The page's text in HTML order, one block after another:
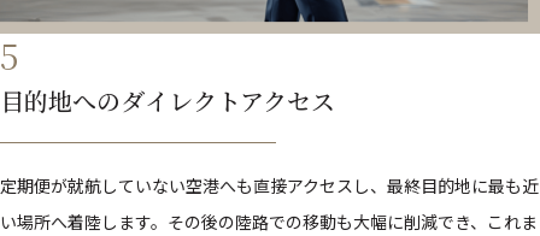
5
目的地へのダイレクトアクセス
定期便が就航していない空港へも直接アクセスし、最終目的地に最も近
い場所へ着陸します。その後の陸路での移動も大幅に削減でき、これま